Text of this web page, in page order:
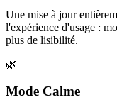
Une mise à jour
l'expérience d'usage :
plus de lisibilité.
🌿
Mode Calme